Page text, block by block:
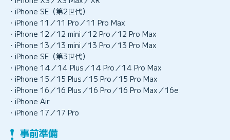
・iPhone SE（第2世代）
・iPhone 11／11 Pro／11 Pro Max
・iPhone 12／12 mini／12 Pro／12 Pro Max
・iPhone 13／13 mini／13 Pro／13 Pro Max
・iPhone SE（第3世代）
・iPhone 14／14 Plus／14 Pro／14 Pro Max
・iPhone 15／15 Plus／15 Pro／15 Pro Max
・iPhone 16／16 Plus／16 Pro／16 Pro Max／16e
・iPhone Air
・iPhone 17／17 Pro